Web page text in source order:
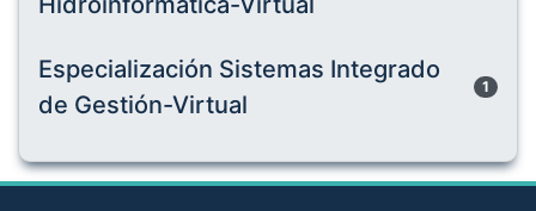
Especialización Sistemas Integrado
de Gestión-Virtual
1